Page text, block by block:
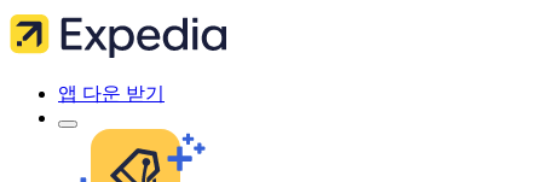
앱 다운 받기